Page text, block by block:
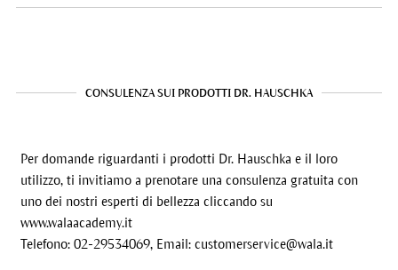
CONSULENZA SUI PRODOTTI DR. HAUSCHKA
Per domande riguardanti i prodotti Dr. Hauschka e il loro
utilizzo, ti invitiamo a prenotare una consulenza gratuita con
uno dei nostri esperti di bellezza cliccando su
www.walaacademy.it
Telefono: 02-29534069, Email: customerservice@wala.it